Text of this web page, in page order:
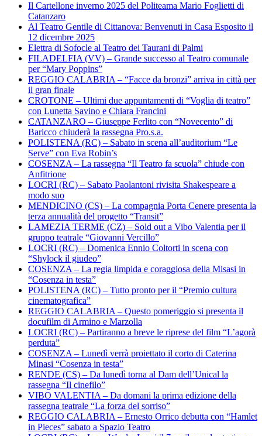
Il Cartellone inverno 2025 del Politeama Mario Foglietti di
Catanzaro
Al Teatro Gentile di Cittanova: Benvenuti in Casa Esposito il
12 dicembre 2025
Elettra di Sofocle al Teatro dei Taurani di Palmi
FILADELFIA (VV) – Grande successo al Teatro comunale
per “Mary Poppins”
REGGIO CALABRIA – “Facce da bronzi” arriva in città per
il gran finale
CROTONE – Ultimi due appuntamenti di “Voglia di teatro”
con Lunetta Savino e Chiara Francini
CATANZARO – Giuseppe Ferlito con “Novecento” di
Baricco chiuderà la rassegna Pro.s.a.
POLISTENA (RC) – Sabato in scena all’auditorium “Le
Serve” con Eva Robin’s
COSENZA – La rassegna “Il Teatro fa scuola” chiude con
Anfitrione
LOCRI (RC) – Sabato Paolantoni rivisita Shakespeare a
modo suo
MENDICINO (CS) – La compagnia Porta Cenere presenta la
terza annualità del progetto “Transit”
LAMEZIA TERME (CZ) – Sold out a Vibo Valentia per il
gruppo teatrale “Giovanni Vercillo”
LOCRI (RC) – Domenica Ennio Coltorti in scena con
“Shylock il giudeo”
COSENZA – La regia limpida e coraggiosa della Misasi in
“Cosenza in testa”
POLISTENA (RC) – Tutto pronto per il “Premio cultura
cinematografica”
REGGIO CALABRIA – Questo pomeriggio si presenta il
docufilm di Armino e Marzolla
LOCRI (RC) – Partiranno a breve le riprese del film “L’agorà
perduta”
COSENZA – Lunedì verrà proiettato il corto di Caterina
Minasi “Cosenza in testa”
RENDE (CS) – Da lunedì torna al Dam dell’Unical la
rassegna “Il cinefilo”
VIBO VALENTIA – Da domani la prima edizione della
rassegna teatrale “La forza del sorriso”
REGGIO CALABRIA – Ernesto Orrico debutta con “Hamlet
in Pieces” sabato a Spazio Teatro